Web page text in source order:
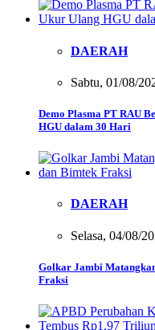
DAERAH
Sabtu, 01/08/
Demo Plasma PT RAU
HGU dalam 30 Hari
DAERAH
Selasa, 04/08/
Golkar Jambi
Fraksi